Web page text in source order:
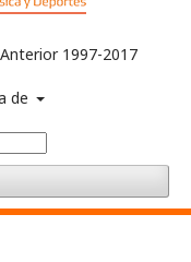
1997-2017
de